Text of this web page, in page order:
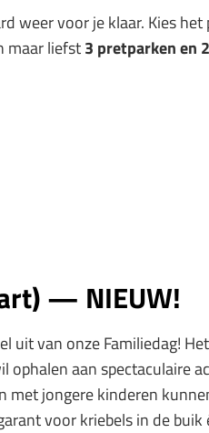
weer voor je klaar. Kies
maar liefst3 pretparken en 2
— NIEUW!
uit van onze Familiedag!
ophalen aan spectaculaire
met jongere kinderen
voor kriebels in de buik